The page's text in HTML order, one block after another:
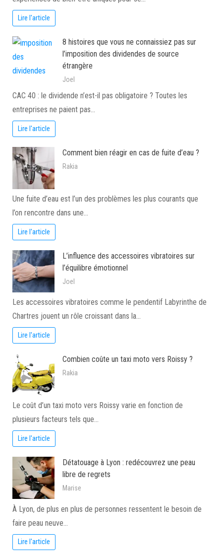
Lire l'article
8 histoires que vous ne connaissiez pas sur
l’imposition des dividendes de source
étrangère
Joel
CAC 40 : le dividende n’est-il pas obligatoire ? Toutes les
entreprises ne paient pas…
Lire l'article
Comment bien réagir en cas de fuite d’eau ?
Rakia
Une fuite d’eau est l’un des problèmes les plus courants que
l’on rencontre dans une…
Lire l'article
L’influence des accessoires vibratoires sur
l’équilibre émotionnel
Joel
Les accessoires vibratoires comme le pendentif Labyrinthe de
Chartres jouent un rôle croissant dans la…
Lire l'article
Combien coûte un taxi moto vers Roissy ?
Rakia
Le coût d’un taxi moto vers Roissy varie en fonction de
plusieurs facteurs tels que…
Lire l'article
Détatouage à Lyon : redécouvrez une peau
libre de regrets
Marise
À Lyon, de plus en plus de personnes ressentent le besoin de
faire peau neuve…
Lire l'article